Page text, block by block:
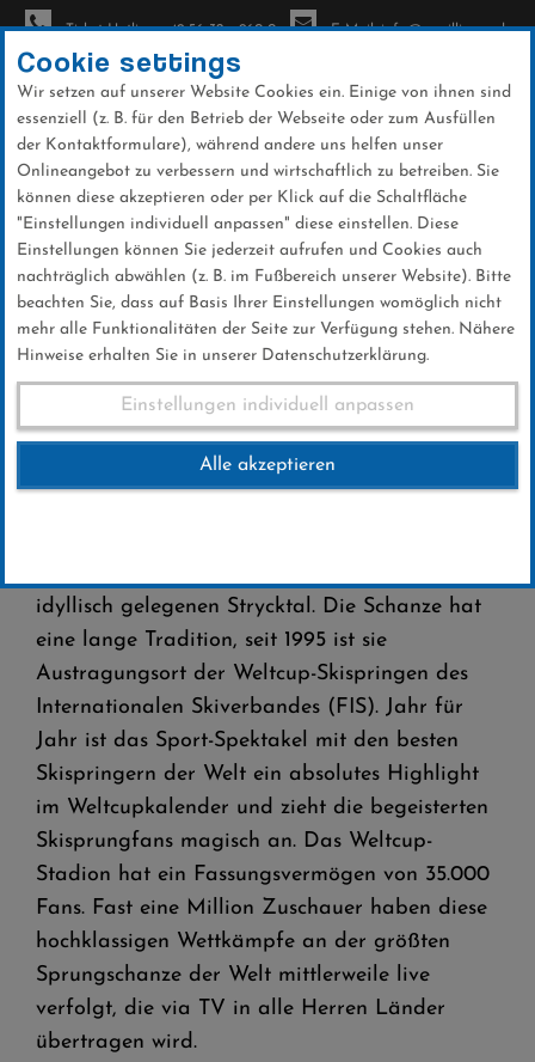
Direkt
zum
Inhalt
Ticket-Hotline: +49 56 32 - 960-0 E-Mail: info@sc-willingen.de
Weltcupschanze Willingen
Eine der größten
Freizeitattraktionen und das
Wahrzeichen der
Touristikhochburg Willingen
(Upland) ist die
Mühlenkopfschanze im idyllisch
gelegenen Strycktal
idyllisch gelegenen Strycktal. Die Schanze hat
eine lange Tradition, seit 1995 ist sie
Austragungsort der Weltcup-Skispringen des
Internationalen Skiverbandes (FIS). Jahr für
Jahr ist das Sport-Spektakel mit den besten
Skispringern der Welt ein absolutes Highlight
im Weltcupkalender und zieht die begeisterten
Skisprungfans magisch an. Das Weltcup-
Stadion hat ein Fassungsvermögen von 35.000
Fans. Fast eine Million Zuschauer haben diese
hochklassigen Wettkämpfe an der größten
Sprungschanze der Welt mittlerweile live
verfolgt, die via TV in alle Herren Länder
übertragen wird.
Cookie settings
Wir setzen auf unserer Website Cookies ein. Einige von ihnen sind
essenziell (z. B. für den Betrieb der Webseite oder zum Ausfüllen
der Kontaktformulare), während andere uns helfen unser
Onlineangebot zu verbessern und wirtschaftlich zu betreiben. Sie
können diese akzeptieren oder per Klick auf die Schaltfläche
"Einstellungen individuell anpassen" diese einstellen. Diese
Einstellungen können Sie jederzeit aufrufen und Cookies auch
nachträglich abwählen (z. B. im Fußbereich unserer Website). Bitte
beachten Sie, dass auf Basis Ihrer Einstellungen womöglich nicht
mehr alle Funktionalitäten der Seite zur Verfügung stehen. Nähere
Hinweise erhalten Sie in unserer Datenschutzerklärung.
Einstellungen individuell anpassen
Alle akzeptieren